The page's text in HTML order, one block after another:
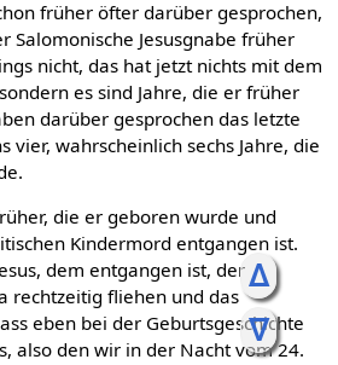
ᐃ
ᐁ
früher öfter darüber gesprochen,
Salomonische Jesusgnabe früher
nicht, das hat jetzt nichts mit dem
es sind Jahre, die er früher
darüber gesprochen das letzte
vier, wahrscheinlich sechs Jahre, die
die er geboren wurde und
Kindermord entgangen ist.
dem entgangen ist, der
rechtzeitig fliehen und das
eben bei der Geburtsgeschichte
also den wir in der Nacht vom 24.